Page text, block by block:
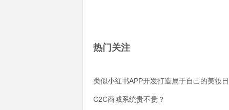
热门关注
类似小红书APP开发打造属于自己的美妆
C2C商城系统贵不贵？